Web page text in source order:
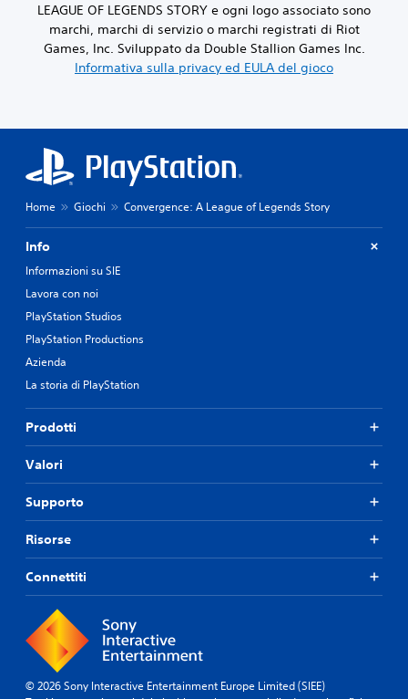
LEAGUE OF LEGENDS STORY e ogni logo associato sono
marchi, marchi di servizio o marchi registrati di Riot
Games, Inc. Sviluppato da Double Stallion Games Inc.
Informativa sulla privacy ed EULA del gioco
Home Giochi Convergence: A League of Legends Story
Info
Informazioni su SIE
Lavora con noi
PlayStation Studios
PlayStation Productions
Azienda
La storia di PlayStation
Prodotti
Valori
Supporto
Risorse
Connettiti
© 2026 Sony Interactive Entertainment Europe Limited (SIEE)